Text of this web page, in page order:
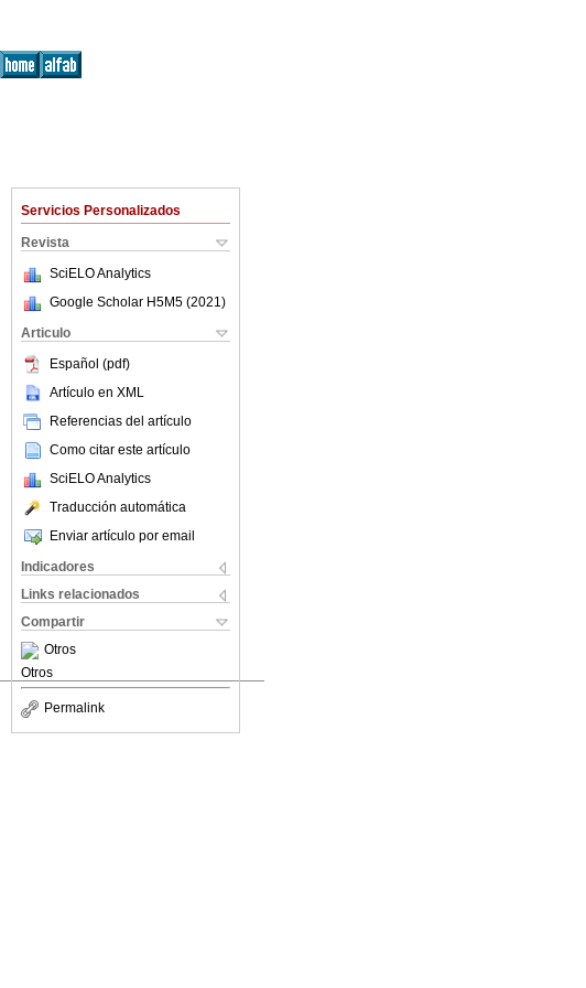
Servicios Personalizados
Revista
SciELO Analytics
Google Scholar H5M5 (2021 )
Articulo
Español (pdf)
Artículo en XML
Referencias del artículo
Como citar este artículo
SciELO Analytics
Traducción automática
Enviar artículo por email
Indicadores
Links relacionados
Compartir
Otros
Otros
Permalink